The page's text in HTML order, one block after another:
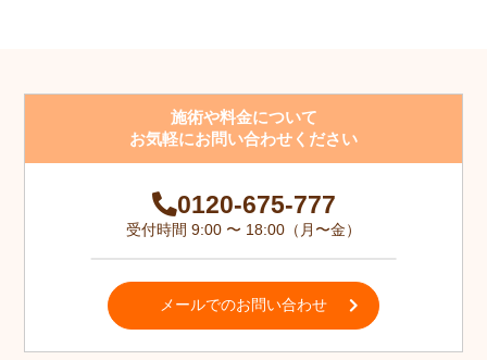
施術や料金について
お気軽にお問い合わせください
0120-675-777
受付時間 9:00 〜 18:00（月〜金）
メールでのお問い合わせ